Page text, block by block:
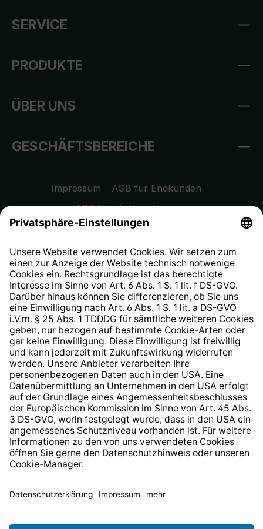
SERVICE
PRODUKTE
ÜBER UNS
GESCHÄFTSBEREICHE
Impressum
AGB für Endkunden
AGB für Unternehmen
Datenschutzhinweis
Widerrufsrecht
Hinweisgeberschutzsystem
Barrierefreiheit
* Alle Preise inkl. gesetzl. Mehrwertsteuer zzgl.
anders angegeben.